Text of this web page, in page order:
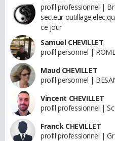
profil professionnel |
secteur
ce jour
Samuel CHEVILLET
profil personnel |
Maud CHEVILLET
profil personnel |
Vincent CHEVILLET
profil professionnel |
Franck CHEVILLET
profil professionnel |